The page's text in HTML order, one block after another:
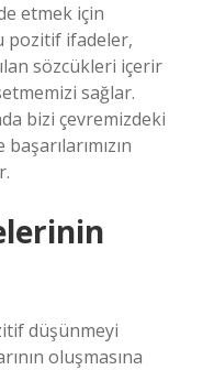
etmek için
pozitif ifadeler,
sözcükleri içerir
sağlar.
bizi çevremizdeki
düşünmeyi
oluşmasına